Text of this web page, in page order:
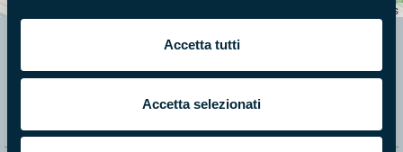
Accetta tutti
Accetta selezionati
contributors
Segui i nostri social ufficiali